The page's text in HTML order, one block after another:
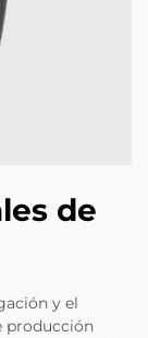
de
y el
producción